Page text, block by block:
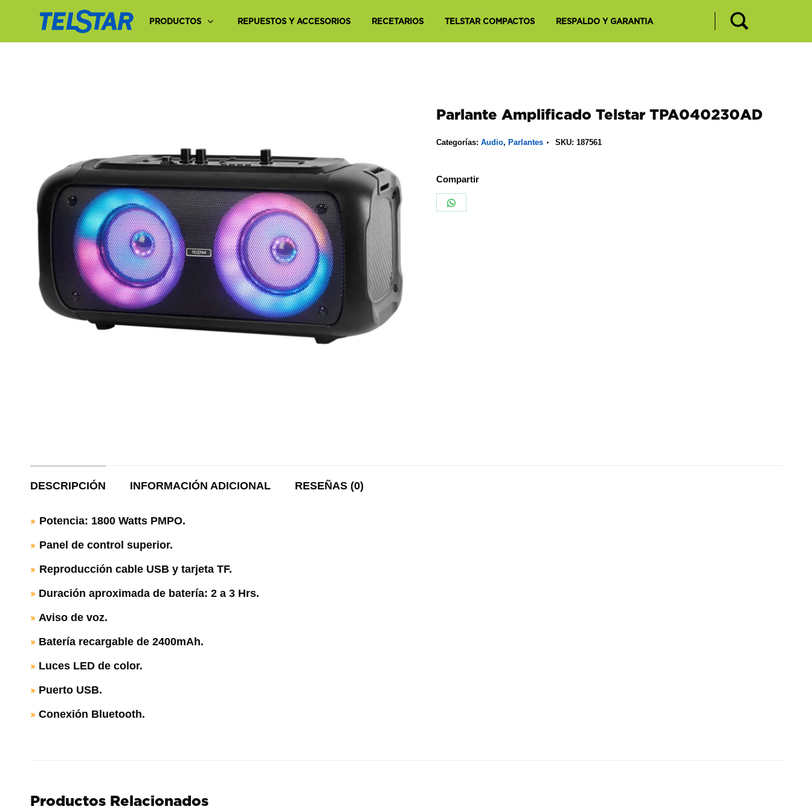
PRODUCTOS REPUESTOS Y ACCESORIOS RECETARIOS TELSTAR COMPACTOS RESPALDO Y GARANTIA
Parlante Amplificado Telstar TPA040230AD
Categorías: Audio, Parlantes SKU: 187561
Compartir
DESCRIPCIÓN INFORMACIÓN ADICIONAL RESEÑAS (0)
» Potencia: 1800 Watts PMPO.
» Panel de control superior.
» Reproducción cable USB y tarjeta TF.
» Duración aproximada de batería: 2 a 3 Hrs.
» Aviso de voz.
» Batería recargable de 2400mAh.
» Luces LED de color.
» Puerto USB.
» Conexión Bluetooth.
Productos Relacionados